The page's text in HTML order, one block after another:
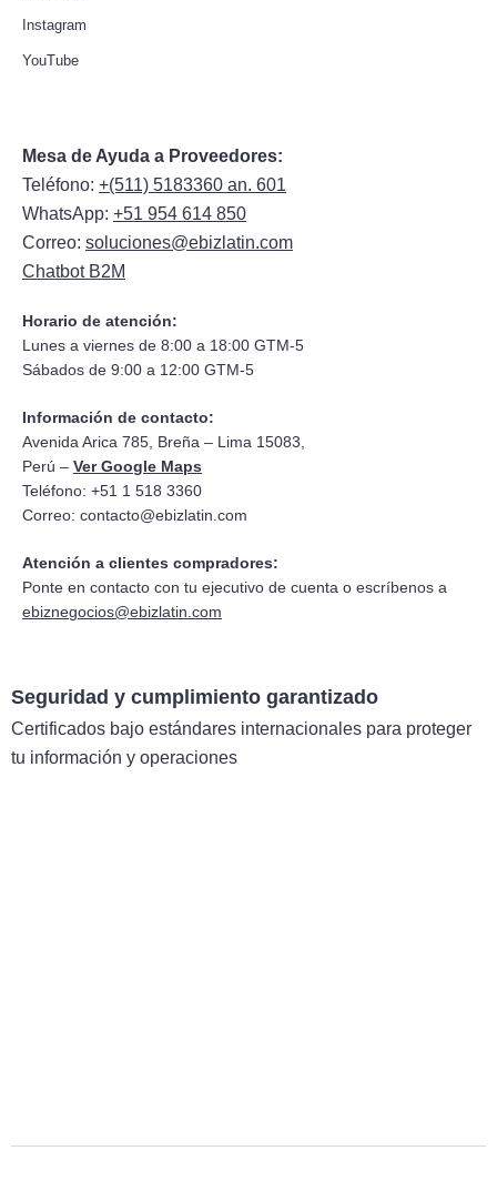
Instagram
YouTube
Mesa de Ayuda a Proveedores:
Teléfono: +(511) 5183360 an. 601
WhatsApp: +51 954 614 850
Correo: soluciones@ebizlatin.com
Chatbot B2M
Horario de atención:
Lunes a viernes de 8:00 a 18:00 GTM-5
Sábados de 9:00 a 12:00 GTM-5
Información de contacto:
Avenida Arica 785, Breña – Lima 15083,
Perú – Ver Google Maps
Teléfono: +51 1 518 3360
Correo: contacto@ebizlatin.com
Atención a clientes compradores:
Ponte en contacto con tu ejecutivo de cuenta o escríbenos a
ebiznegocios@ebizlatin.com
Seguridad y cumplimiento garantizado
Certificados bajo estándares internacionales para proteger
tu información y operaciones